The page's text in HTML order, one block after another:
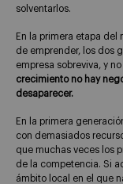
solventarlos.
En la primera etapa
de emprender, los dos
empresa sobreviva, y
crecimiento no hay
desaparecer.
En la primera
con demasiados
que muchas veces los
de la competencia. Si
ámbito local en el que